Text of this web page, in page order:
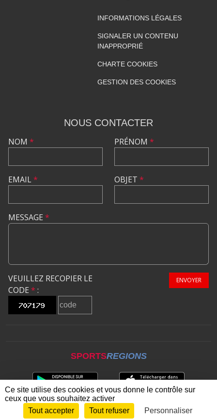
INFORMATIONS LÉGALES
SIGNALER UN CONTENU
INAPPROPRIÉ
CHARTE COOKIES
GESTION DES COOKIES
NOUS CONTACTER
NOM *
EMAIL*
PRÉNOM *
OBJET *
MESSAGE *
VEUILLEZ RECOPIER LE
CODE * :
ENVOYER
SPORTSREGIONS
Envie de participer ? CONNEXION
Ce site utilise des cookies et vous donne le contrôle sur
ceux que vous souhaitez activer
Tout accepter
Tout refuser Personnaliser